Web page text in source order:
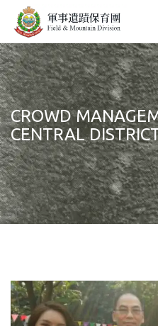
CROWD
CENTRAL